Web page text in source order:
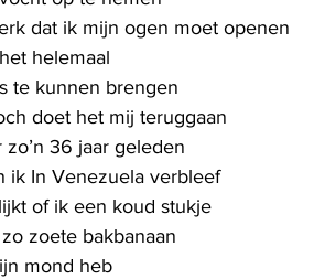
dat ik mijn ogen moet openen
helemaal
te kunnen brengen
doet het mij teruggaan
zo’n 36 jaar geleden
ik In Venezuela verbleef
of ik een koud stukje
zoete bakbanaan
mond heb